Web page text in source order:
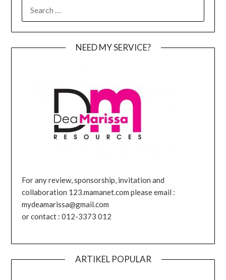
FOR:
NEED MY SERVICE?
For any review, sponsorship, invitation and
collaboration 123.mamanet.com please email :
mydeamarissa@gmail.com
or contact : 012-3373 012
ARTIKEL POPULAR